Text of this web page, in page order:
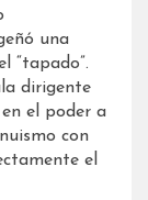
una
“tapado”.
dirigente
el poder a
con
el